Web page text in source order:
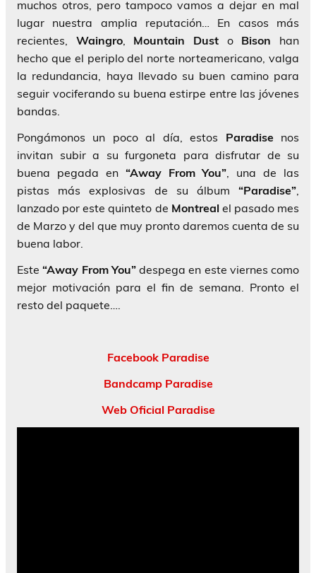
muchos otros, pero tampoco vamos a dejar en mal
lugar nuestra amplia reputación… En casos más
recientes, Waingro, Mountain Dust o Bison han
hecho que el periplo del norte norteamericano, valga
la redundancia, haya llevado su buen camino para
seguir vociferando su buena estirpe entre las jóvenes
bandas.
Pongámonos un poco al día, estos Paradise nos
invitan subir a su furgoneta para disfrutar de su
buena pegada en “Away From You”, una de las
pistas más explosivas de su álbum “Paradise”,
lanzado por este quinteto de Montreal el pasado mes
de Marzo y del que muy pronto daremos cuenta de su
buena labor.
Este“Away From You”despega en este viernes como
mejor motivación para el fin de semana. Pronto el
resto del paquete….
Facebook Paradise
Bandcamp Paradise
Web Oficial Paradise